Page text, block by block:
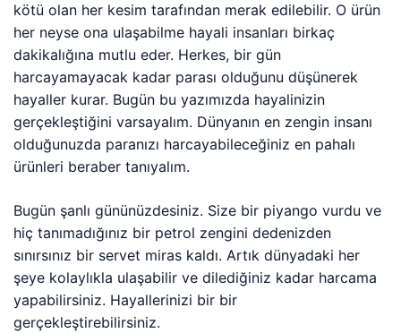
kötü olan her kesim tarafından merak edilebilir. O ürün
her neyse ona ulaşabilme hayali insanları birkaç
dakikalığına mutlu eder. Herkes, bir gün
harcayamayacak kadar parası olduğunu düşünerek
hayaller kurar. Bugün bu yazımızda hayalinizin
gerçekleştiğini varsayalım. Dünyanın en zengin insanı
olduğunuzda paranızı harcayabileceğiniz en pahalı
ürünleri beraber tanıyalım.
Bugün şanlı gününüzdesiniz. Size bir piyango vurdu ve
hiç tanımadığınız bir petrol zengini dedenizden
sınırsınız bir servet miras kaldı. Artık dünyadaki her
şeye kolaylıkla ulaşabilir ve dilediğiniz kadar harcama
yapabilirsiniz. Hayallerinizi bir bir
gerçekleştirebilirsiniz.